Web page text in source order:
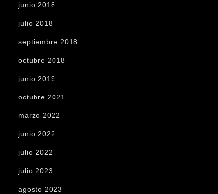
junio 2018
julio 2018
septiembre 2018
octubre 2018
junio 2019
octubre 2021
marzo 2022
junio 2022
julio 2022
julio 2023
agosto 2023